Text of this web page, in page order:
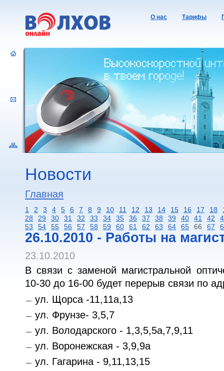
О нас Тарифы
Новости
Главная
1 2 3 4 5 6 7 8 9 10 11 12 13 14 15 16 17 18
28
29 30 31 32 33 34 35 36 37 38 39 40 41 42
53
54 55 56 57 58 59 60 61 62 63 64 65 66 67
26.10.2010 - Работы на
23.10.2010
В связи с заменой магистральной
10-30 до 16-00 будет перерыв связи по
ул. Щорса -11,11а,13
ул. Фрунзе- 3,5,7
ул. Володарского - 1,3,5,5а,7,9,11
ул. Воронежская - 3,9,9а
ул. Гагарина - 9,11,13,15